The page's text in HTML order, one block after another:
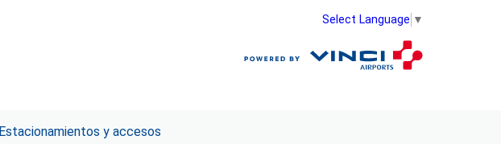
Select Language ▼
Estacionamientos y accesos